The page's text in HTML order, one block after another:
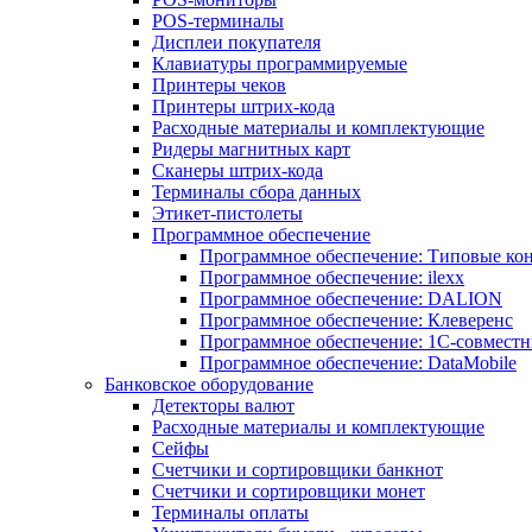
POS-терминалы
Дисплеи покупателя
Клавиатуры программируемые
Принтеры чеков
Принтеры штрих-кода
Расходные материалы и комплектующие
Ридеры магнитных карт
Сканеры штрих-кода
Терминалы сбора данных
Этикет-пистолеты
Программное обеспечение
Программное обеспечение: Типовые
Программное обеспечение: ilexx
Программное обеспечение: DALION
Программное обеспечение: Клеверенс
Программное обеспечение: 1С-
Программное обеспечение: DataMobile
Банковское оборудование
Детекторы валют
Расходные материалы и комплектующие
Сейфы
Счетчики и сортировщики банкнот
Счетчики и сортировщики монет
Терминалы оплаты